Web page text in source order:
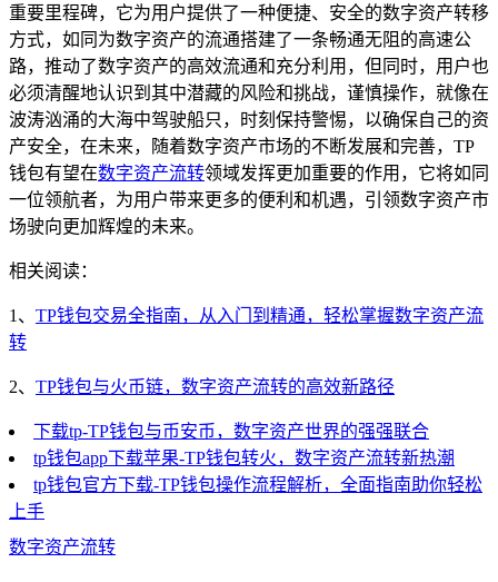
重要里程碑，它为用户提供了一种便捷、安全的数字资产转移
方式，如同为数字资产的流通搭建了一条畅通无阻的高速公
路，推动了数字资产的高效流通和充分利用，但同时，用户也
必须清醒地认识到其中潜藏的风险和挑战，谨慎操作，就像在
波涛汹涌的大海中驾驶船只，时刻保持警惕，以确保自己的资
产安全，在未来，随着数字资产市场的不断发展和完善，TP
钱包有望在数字资产流转领域发挥更加重要的作用，它将如同
一位领航者，为用户带来更多的便利和机遇，引领数字资产市
场驶向更加辉煌的未来。
相关阅读：
1、 TP钱包交易全指南，从入门到精通，轻松掌握数字资产流
转
2、 TP钱包与火币链，数字资产流转的高效新路径
下载tp-TP钱包与币安币，数字资产世界的强强联合
tp钱包app下载苹果-TP钱包转火，数字资产流转新热潮
tp钱包官方下载-TP钱包操作流程解析，全面指南助你轻松
上手
数字资产流转